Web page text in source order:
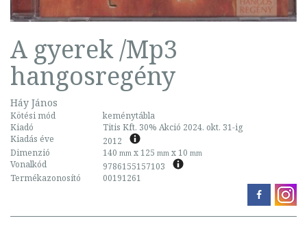
A gyerek /Mp3
hangosregény
Háy János
Kötési mód
keménytábla
Kiadó
Titis Kft. 30% Akció 2024. okt. 31-ig
Kiadás éve
2012
Dimenzió
140 mm x 125 mm x 10 mm
Vonalkód
9786155157103
Termékazonosító
00191261